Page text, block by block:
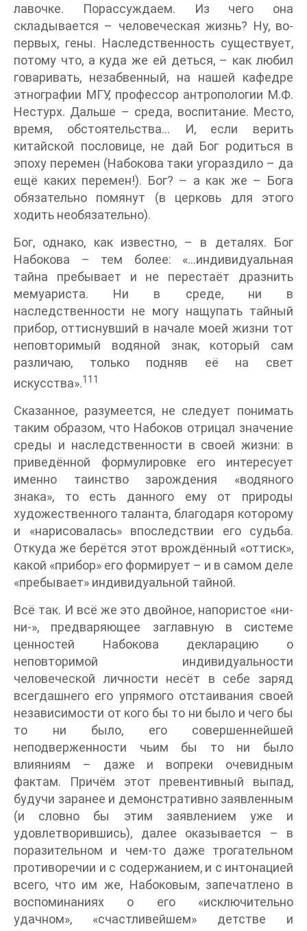
лавочке. Порассуждаем. Из чего она
складывается – человеческая жизнь? Ну, во-
первых, гены. Наследственность существует,
потому что, а куда же ей деться, – как любил
говаривать, незабвенный, на нашей кафедре
этнографии МГУ, профессор антропологии М.Ф.
Нестурх. Дальше – среда, воспитание. Место,
время, обстоятельства… И, если верить
китайской пословице, не дай Бог родиться в
эпоху перемен (Набокова таки угораздило – да
ещё каких перемен!). Бог? – а как же – Бога
обязательно помянут (в церковь для этого
ходить необязательно).
Бог, однако, как известно, – в деталях. Бог
Набокова – тем более: «…индивидуальная
тайна пребывает и не перестаёт дразнить
мемуариста. Ни в среде, ни в
наследственности не могу нащупать тайный
прибор, оттиснувший в начале моей жизни тот
неповторимый водяной знак, который сам
различаю, только подняв её на свет
искусства».111
Сказанное, разумеется, не следует понимать
таким образом, что Набоков отрицал значение
среды и наследственности в своей жизни: в
приведённой формулировке его интересует
именно таинство зарождения «водяного
знака», то есть данного ему от природы
художественного таланта, благодаря которому
и «нарисовалась» впоследствии его судьба.
Откуда же берётся этот врождённый «оттиск»,
какой «прибор» его формирует – и в самом деле
«пребывает» индивидуальной тайной.
Всё так. И всё же это двойное, напористое «ни-
ни-», предваряющее заглавную в системе
ценностей Набокова декларацию о
неповторимой индивидуальности
человеческой личности несёт в себе заряд
всегдашнего его упрямого отстаивания своей
независимости от кого бы то ни было и чего бы
то ни было, его совершеннейшей
неподверженности чьим бы то ни было
влияниям – даже и вопреки очевидным
фактам. Причём этот превентивный выпад,
будучи заранее и демонстративно заявленным
(и словно бы этим заявлением уже и
удовлетворившись), далее оказывается – в
поразительном и чем-то даже трогательном
противоречии и с содержанием, и с интонацией
всего, что им же, Набоковым, запечатлено в
воспоминаниях о его «исключительно
удачном», «счастливейшем» детстве и